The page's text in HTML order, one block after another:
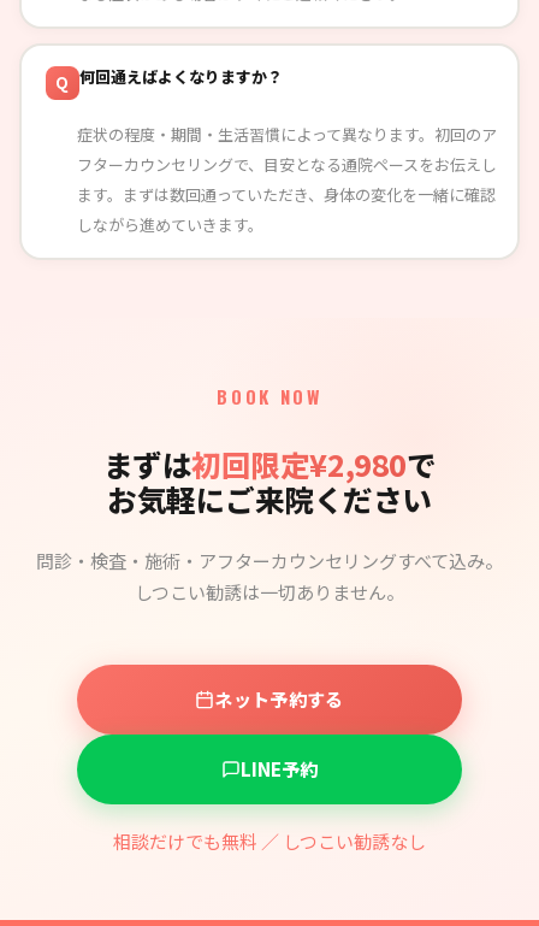
Q 何回通えばよくなりますか？
症状の程度・期間・生活習慣によって異なります。初回のア
フターカウンセリングで、目安となる通院ペースをお伝えし
ます。まずは数回通っていただき、身体の変化を一緒に確認
しながら進めていきます。
BOOK NOW
まずは初回限定¥2,980で
お気軽にご来院ください
問診・検査・施術・アフターカウンセリングすべて込み。
しつこい勧誘は一切ありません。
ネット予約する
LINE予約
相談だけでも無料 ／ しつこい勧誘なし